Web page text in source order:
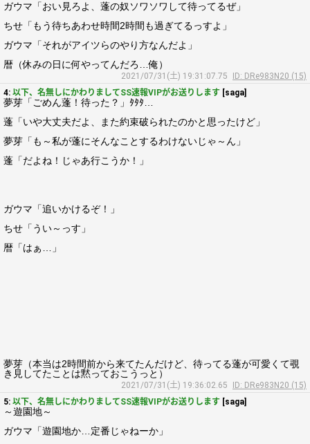
ガウマ「おい見ろよ、蓬の奴ソワソワして待ってるぜ」
ちせ「もう待ちあわせ時間2時間も過ぎてるっすよ」
ガウマ「それがアイツらのやり方なんだよ」
暦（休みの日に何やってんだろ…俺）
2021/07/31(土) 19:31:07.75
ID: DRe983N20 (15)
4: 以下、名無しにかわりましてSS速報VIPがお送りします [saga]
夢芽「ごめん蓬！待った？」ﾀﾀﾀ…
蓬「いや大丈夫だよ、また約束破られたのかと思ったけど」
夢芽「も～私が蓬にそんなことするわけないじゃ～ん」
蓬「だよね！じゃあ行こうか！」
ガウマ「追いかけるぞ！」
ちせ「うい～っす」
暦「はぁ…」
夢芽（本当は2時間前から来てたんだけど、待ってる蓬が可愛くて覗
き見してたことは黙っておこうっと）
2021/07/31(土) 19:36:02.65
ID: DRe983N20 (15)
5: 以下、名無しにかわりましてSS速報VIPがお送りします [saga]
～遊園地～
ガウマ「遊園地か…定番じゃねーか」